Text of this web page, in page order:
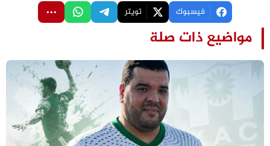
فيسبوك تويتر
مواضيع ذات صلة